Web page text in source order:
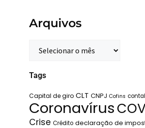
Arquivos
Tags
Capital de giro CLT CNPJ Cofins
Coronavírus
Crise Crédito declaração de